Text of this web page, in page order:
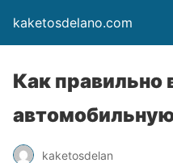
kaketosdelano.com
Как правильно
kaketosdelan